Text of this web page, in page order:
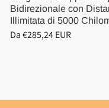
Bidirezionale con
Illimitata di 5000
Da €285,24 EUR